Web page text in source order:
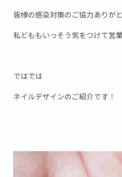
皆様の感染対策のご協力ありが
私どももいっそう気をつけて営
ではでは
ネイルデザインのご紹介です！